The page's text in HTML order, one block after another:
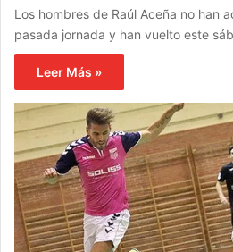
Los hombres de Raúl Aceña no han
pasada jornada y han vuelto este
Leer Más »